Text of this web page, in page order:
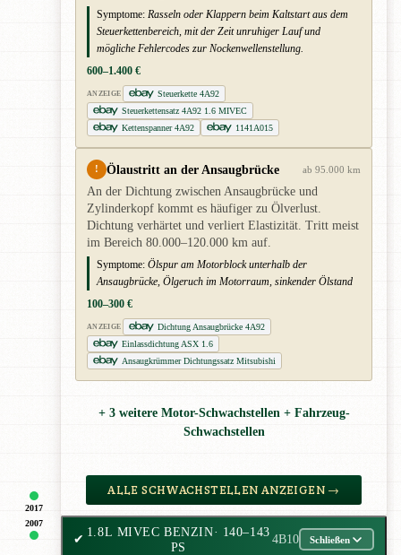
2017
Symptome: Rasseln oder Klappern beim Kaltstart aus dem
Steuerkettenbereich, mit der Zeit unruhiger Lauf und
mögliche Fehlercodes zur Nockenwellenstellung.
600–1.400 €
ANZEIGE
Steuerkette 4A92
Steuerkettensatz 4A92 1.6 MIVEC
Kettenspanner 4A92
1141A015
! Ölaustritt an der Ansaugbrücke ab 95.000 km
An der Dichtung zwischen Ansaugbrücke und
Zylinderkopf kommt es häufiger zu Ölverlust.
Dichtung verhärtet und verliert Elastizität. Tritt meist
im Bereich 80.000–120.000 km auf.
Symptome: Ölspur am Motorblock unterhalb der
Ansaugbrücke, Ölgeruch im Motorraum, sinkender Ölstand
100–300 €
ANZEIGE
Dichtung Ansaugbrücke 4A92
Einlassdichtung ASX 1.6
Ansaugkrümmer Dichtungssatz Mitsubishi
+ 3 weitere Motor-Schwachstellen + Fahrzeug-
Schwachstellen
ALLE SCHWACHSTELLEN ANZEIGEN →
2007
✔
1.8L MIVEC BENZIN· 140–143
PS
4B10 Schließen